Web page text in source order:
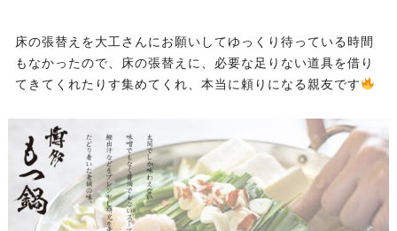
床の張替えを大工さんにお願いしてゆっくり待っている時間
もなかったので、床の張替えに、必要な足りない道具を借り
てきてくれたりす集めてくれ、本当に頼りになる親友です